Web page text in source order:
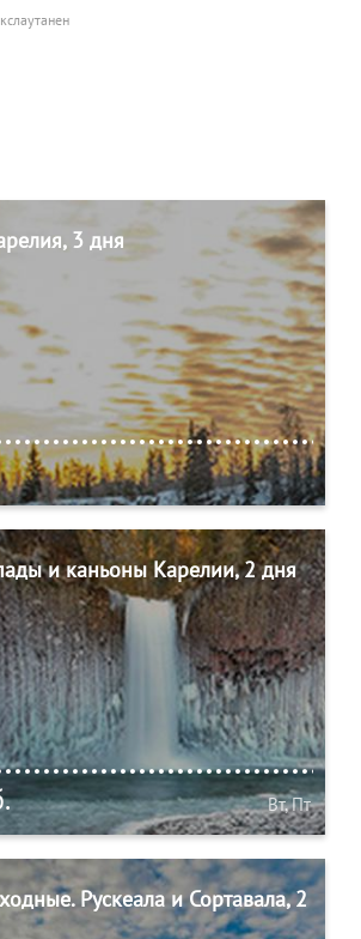
3 дня
и каньоны Карелии, 2 дня
Вт, Пт
Рускеала и Сортавала, 2